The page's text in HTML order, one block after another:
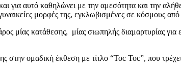
για αυτό καθηλώνει με την αμεσότητα και την
μορφές της, εγκλωβισμένες σε κόσμους
μίας κατάθεσης, μίας σιωπηλής διαμαρτυρίας
στην ομαδική έκθεση με τίτλο “Toc Toc”, που